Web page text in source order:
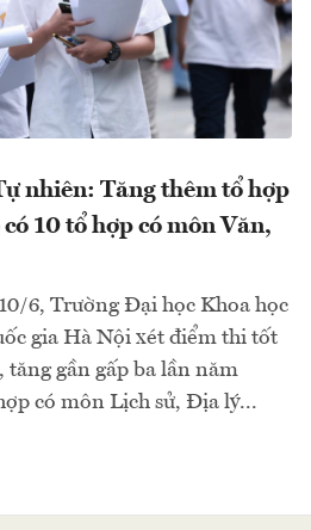
nhiên: Tăng thêm tổ hợp
10 tổ hợp có môn Văn,
6, Trường Đại học Khoa học
gia Hà Nội xét điểm thi tốt
tăng gần gấp ba lần năm
có môn Lịch sử, Địa lý...